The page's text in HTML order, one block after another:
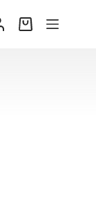
Winkelwagen